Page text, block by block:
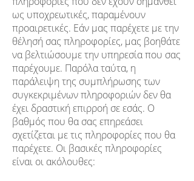
ως υποχρεωτικές, παραμένουν
προαιρετικές. Εάν μας παρέχετε με την
θέλησή σας πληροφορίες, μας βοηθάτε
να βελτιώσουμε την υπηρεσία που σας
παρέχουμε. Παρόλα ταύτα, η
παράλειψη της συμπλήρωσης των
συγκεκριμένων πληροφοριών δεν θα
έχει δραστική επιρροή σε εσάς. Ο
βαθμός που θα σας επηρεάσει
σχετίζεται με τις πληροφορίες που θα
παρέχετε. Οι βασικές πληροφορίες
είναι οι ακόλουθες: